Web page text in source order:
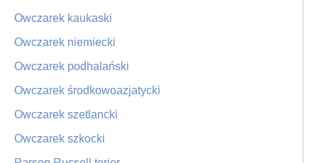
Owczarek kaukaski
Owczarek niemiecki
Owczarek podhalański
Owczarek środkowoazjatycki
Owczarek szetlancki
Owczarek szkocki